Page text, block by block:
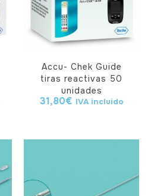
Accu- Chek Guide
tiras reactivas 50
unidades
31,80€ IVA incluido